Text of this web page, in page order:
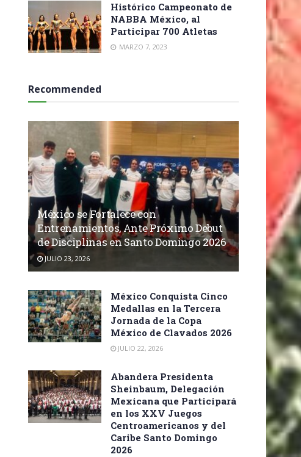
Histórico Campeonato de
NABBA México, al
Participar 700 Atletas
MARZO 7, 2023
Recommended
México se Fortalece con
Entrenamientos, Ante Próximo Debut
de Disciplinas en Santo Domingo 2026
JULIO 23, 2026
México Conquista Cinco
Medallas en la Tercera
Jornada de la Copa
México de Clavados 2026
JULIO 22, 2026
Abandera Presidenta
Sheinbaum, Delegación
Mexicana que Participará
en los XXV Juegos
Centroamericanos y del
Caribe Santo Domingo
2026